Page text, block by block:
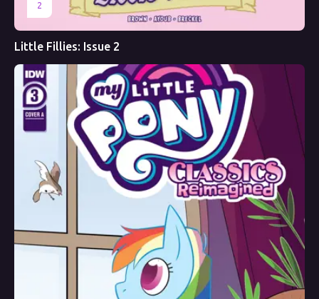
2
Little Fillies: Issue 2